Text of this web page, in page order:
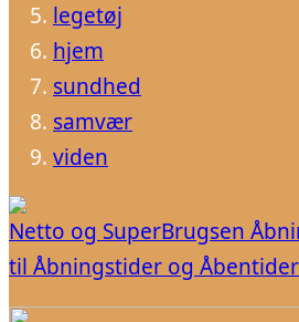
legetøj
hjem
sundhed
samvær
viden
Netto og SuperBrugsen
til Åbningstider og